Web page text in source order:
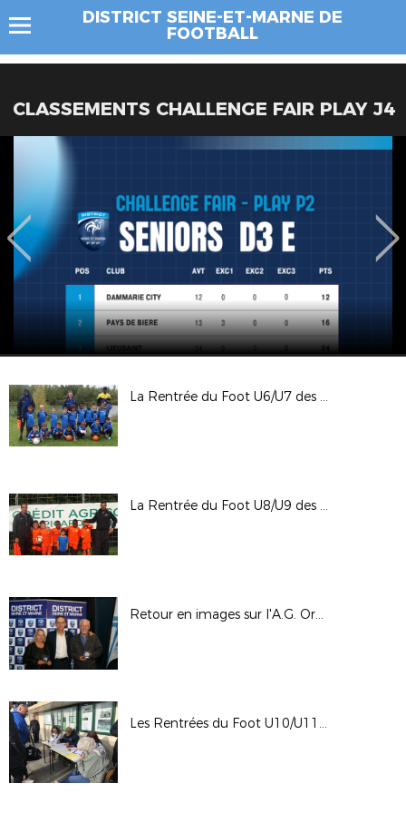
DISTRICT SEINE-ET-MARNE DE
FOOTBALL
CLASSEMENTS CHALLENGE FAIR PLAY J4
La Rentrée du Foot U6/U7 des secteurs 1 à 4
La Rentrée du Foot U8/U9 des secteurs 1 à 4
Retour en images sur l'A.G. Ordinaire Elective du District
Les Rentrées du Foot U10/U11 des secteurs Nord & Sud